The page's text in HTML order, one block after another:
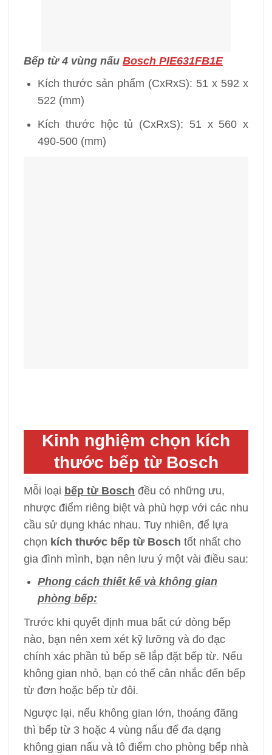
Bếp từ 4 vùng nấu Bosch PIE631FB1E
Kích thước sản phẩm (CxRxS): 51 x 592 x
522 (mm)
Kích thước hộc tủ (CxRxS): 51 x 560 x
490-500 (mm)
Kinh nghiệm chọn kích
thước bếp từ Bosch
Mỗi loại bếp từ Bosch đều có những ưu,
nhược điểm riêng biệt và phù hợp với các nhu
cầu sử dụng khác nhau. Tuy nhiên, để lựa
chọn kích thước bếp từ Bosch tốt nhất cho
gia đình mình, bạn nên lưu ý một vài điều sau:
Phong cách thiết kế và không gian
phòng bếp:
Trước khi quyết định mua bất cứ dòng bếp
nào, bạn nên xem xét kỹ lưỡng và đo đạc
chính xác phần tủ bếp sẽ lắp đặt bếp từ. Nếu
không gian nhỏ, bạn có thể cân nhắc đến bếp
từ đơn hoặc bếp từ đôi.
Ngược lại, nếu không gian lớn, thoáng đãng
thì bếp từ 3 hoặc 4 vùng nấu để đa dạng
không gian nấu và tô điểm cho phòng bếp nhà